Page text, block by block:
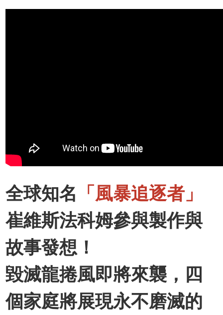
全球知名
「風暴追逐者」
崔維斯法科姆參與製作與
故事發想！
毀滅龍捲風即將來襲，四
個家庭將展現永不磨滅的